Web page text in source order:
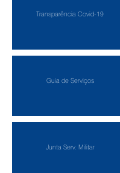
Transparência Covid-19
Guia de Serviços
Junta Serv. Militar